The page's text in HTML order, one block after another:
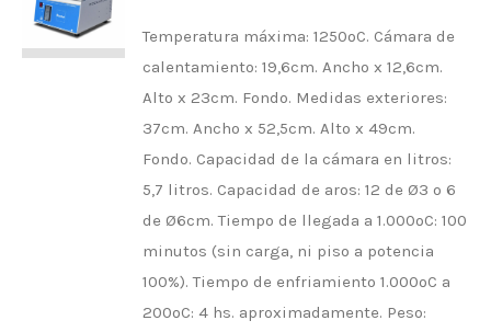
Temperatura máxima: 1250ºC. Cámara de
calentamiento: 19,6cm. Ancho x 12,6cm.
Alto x 23cm. Fondo. Medidas exteriores:
37cm. Ancho x 52,5cm. Alto x 49cm.
Fondo. Capacidad de la cámara en litros:
5,7 litros. Capacidad de aros: 12 de Ø3 o 6
de Ø6cm. Tiempo de llegada a 1.000ºC: 100
minutos (sin carga, ni piso a potencia
100%). Tiempo de enfriamiento 1.000ºC a
200ºC: 4 hs. aproximadamente. Peso: